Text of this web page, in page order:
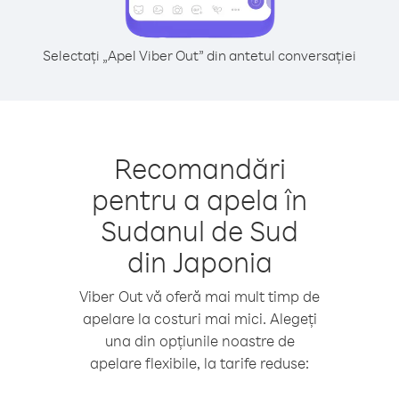
Selectați „Apel Viber Out” din antetul conversației
Recomandări
pentru a apela în
Sudanul de Sud
din Japonia
Viber Out vă oferă mai mult timp de
apelare la costuri mai mici. Alegeți
una din opțiunile noastre de
apelare flexibile, la tarife reduse: